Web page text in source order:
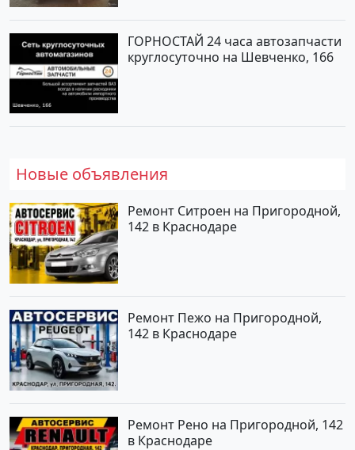
ГОРНОСТАЙ 24 часа автозапчасти
круглосуточно на Шевченко, 166
Новые объявления
Ремонт Ситроен на Пригородной,
142 в Краснодаре
Ремонт Пежо на Пригородной,
142 в Краснодаре
Ремонт Рено на Пригородной, 142
в Краснодаре